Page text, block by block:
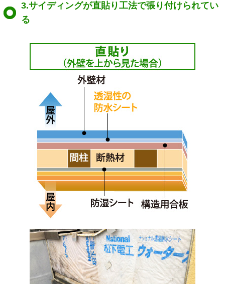
3.サイディングが直貼り工法で張り付けられてい
る